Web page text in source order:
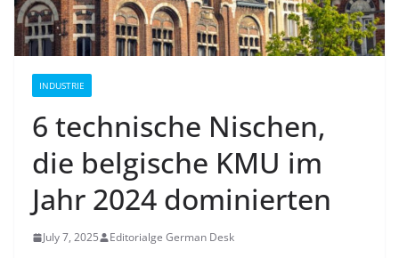
INDUSTRIE
6 technische Nischen,
die belgische KMU im
Jahr 2024 dominierten
July 7, 2025 Editorialge German Desk